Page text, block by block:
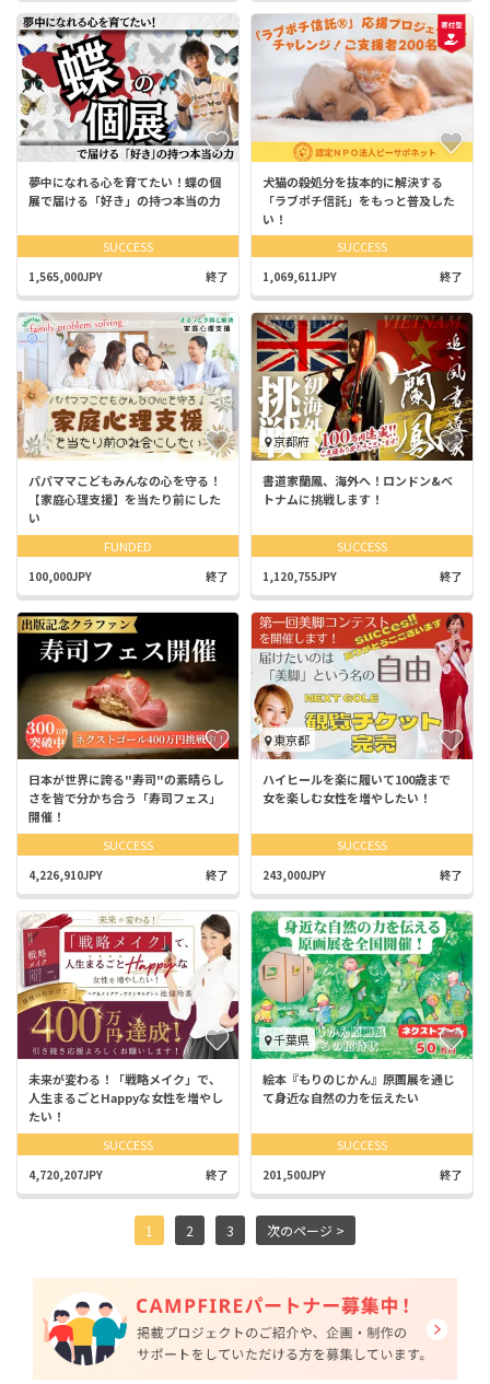
夢中になれる心を育てたい！蝶の個
展で届ける「好き」の持つ本当の力
SUCCESS
1,565,000JPY 終了
犬猫の殺処分を抜本的に解決する
「ラブポチ信託」をもっと普及した
い！
SUCCESS
1,069,611JPY 終了
パパママこどもみんなの心を守る！
【家庭心理支援】を当たり前にした
い
FUNDED
100,000JPY 終了
京都府
書道家蘭鳳、海外へ！ロンドン&ベ
トナムに挑戦します！
SUCCESS
1,120,755JPY 終了
日本が世界に誇る"寿司"の素晴らし
さを皆で分かち合う「寿司フェス」
開催！
SUCCESS
4,226,910JPY 終了
東京都
ハイヒールを楽に履いて100歳まで
女を楽しむ女性を増やしたい！
SUCCESS
243,000JPY 終了
未来が変わる！「戦略メイク」で、
人生まるごとHappyな女性を増やし
たい！
SUCCESS
4,720,207JPY 終了
千葉県
絵本『もりのじかん』原画展を通じ
て身近な自然の力を伝えたい
SUCCESS
201,500JPY 終了
1 2 3 次のページ >